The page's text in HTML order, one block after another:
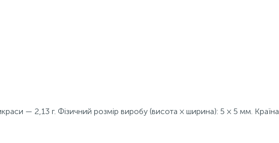
— 2,13 г. Фізичний розмір виробу (висота × ширина): 5 × 5 мм. Країна